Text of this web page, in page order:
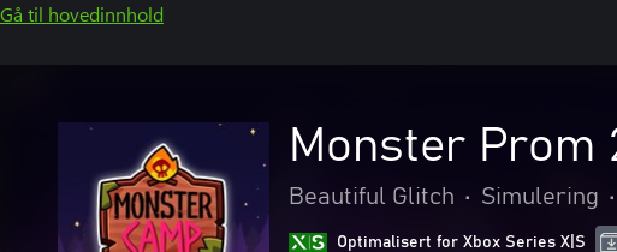
Gå til hovedinnhold
Monster Prom
Beautiful Glitch • Simulering •
Optimalisert for Xbox Series X|S